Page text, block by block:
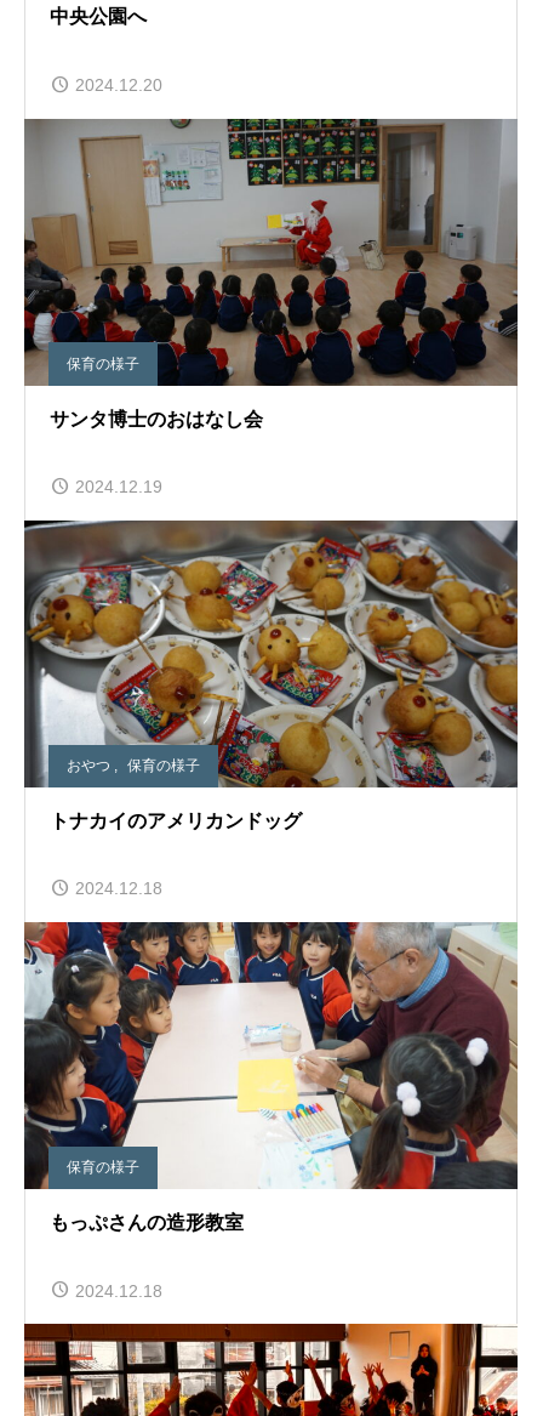
中央公園へ
2024.12.20
保育の様子
サンタ博士のおはなし会
2024.12.19
おやつ , 保育の様子
トナカイのアメリカンドッグ
2024.12.18
保育の様子
もっぷさんの造形教室
2024.12.18